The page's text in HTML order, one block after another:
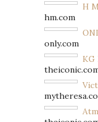
H
hm.com
only.com